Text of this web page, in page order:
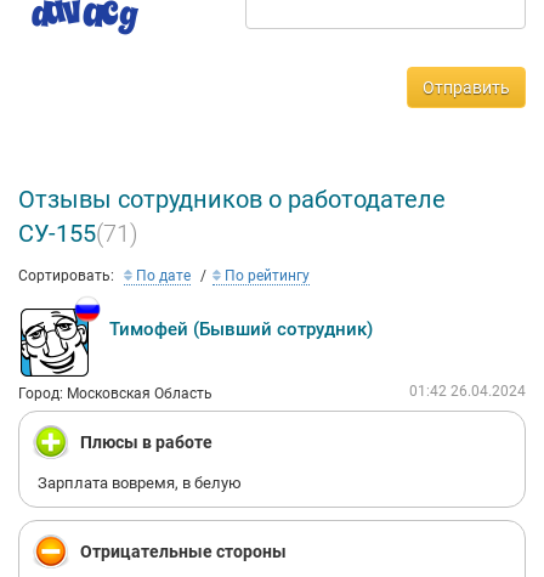
Отправить
Отзывы сотрудников о работодателе
СУ-155(71)
Сортировать: По дате По рейтингу
Тимофей (Бывший сотрудник)
Город: Московская Область 01:42 26.04.2024
Плюсы в работе
Зарплата вовремя, в белую
Отрицательные стороны